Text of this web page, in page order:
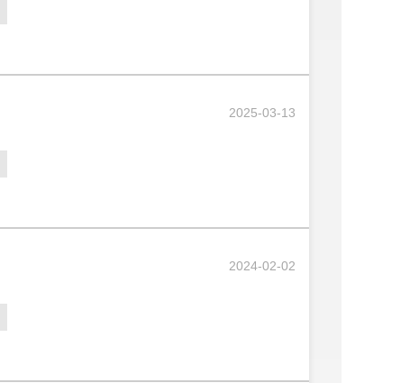
2025-03-13
2024-02-02